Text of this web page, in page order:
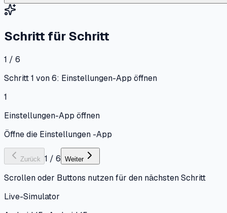
Schritt für Schritt
1 / 6
Schritt 1 von 6: Einstellungen-App öffnen
1
Einstellungen-App öffnen
Öffne die Einstellungen -App
Zurück 1 / 6 Weiter
Scrollen oder Buttons nutzen für den nächsten Schritt
Live-Simulator